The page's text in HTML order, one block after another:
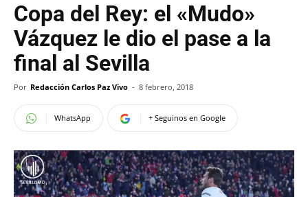
Copa del Rey: el «Mudo»
Vázquez le dio el pase a la
final al Sevilla
Por Redacción Carlos Paz Vivo - 8 febrero, 2018
WhatsApp + Seguinos en Google